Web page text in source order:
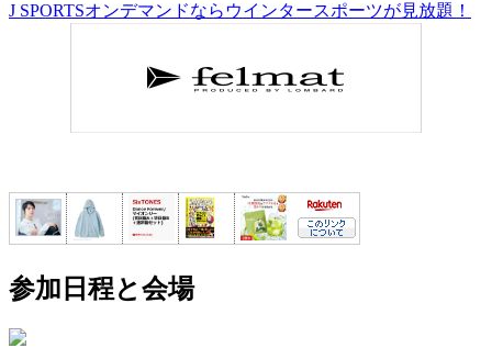
J SPORTSオンデマンドならウインタースポーツが見放題！
参加日程と会場